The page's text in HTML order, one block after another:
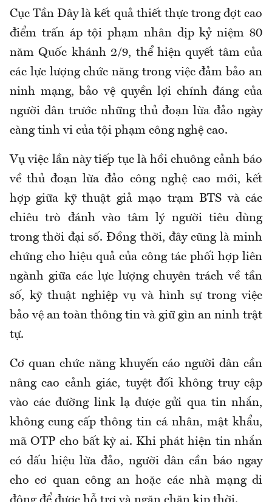
Cục Tần Đây là kết quả thiết thực trong đợt cao
điểm trấn áp tội phạm nhân dịp kỷ niệm 80
năm Quốc khánh 2/9, thể hiện quyết tâm của
các lực lượng chức năng trong việc đảm bảo an
ninh mạng, bảo vệ quyền lợi chính đáng của
người dân trước những thủ đoạn lừa đảo ngày
càng tinh vi của tội phạm công nghệ cao.
Vụ việc lần này tiếp tục là hồi chuông cảnh báo
về thủ đoạn lừa đảo công nghệ cao mới, kết
hợp giữa kỹ thuật giả mạo trạm BTS và các
chiêu trò đánh vào tâm lý người tiêu dùng
trong thời đại số. Đồng thời, đây cũng là minh
chứng cho hiệu quả của công tác phối hợp liên
ngành giữa các lực lượng chuyên trách về tần
số, kỹ thuật nghiệp vụ và hình sự trong việc
bảo vệ an toàn thông tin và giữ gìn an ninh trật
tự.
Cơ quan chức năng khuyến cáo người dân cần
nâng cao cảnh giác, tuyệt đối không truy cập
vào các đường link lạ được gửi qua tin nhắn,
không cung cấp thông tin cá nhân, mật khẩu,
mã OTP cho bất kỳ ai. Khi phát hiện tin nhắn
có dấu hiệu lừa đảo, người dân cần báo ngay
cho cơ quan công an hoặc các nhà mạng di